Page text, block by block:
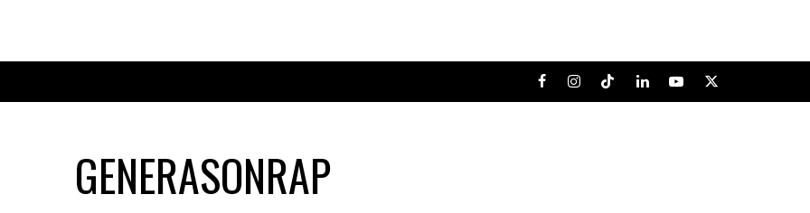
FacebookInstagram
TiktokLinkedInYoutube
X
GENERASONRAP